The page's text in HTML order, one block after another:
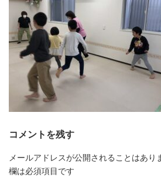
時
コメントを残す
メールアドレスが公開されることはあり
欄は必須項目です